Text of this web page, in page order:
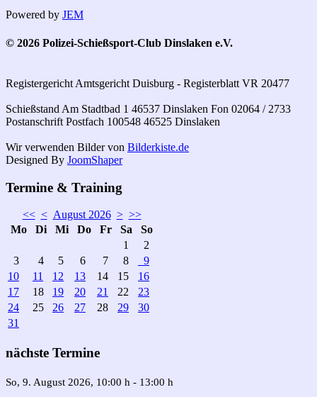
Powered by JEM
© 2026 Polizei-Schießsport-Club Dinslaken e.V.
Registergericht Amtsgericht Duisburg - Registerblatt VR 20477
Schießstand Am Stadtbad 1 46537 Dinslaken Fon 02064 / 2733
Postanschrift Postfach 100548 46525 Dinslaken
Wir verwenden Bilder von Bilderkiste.de
Designed By JoomShaper
Termine & Training
<< < August 2026 > >>
Mo
Di Mi Do Fr Sa
So
1
2
3
4 5 6 7 8
9
10
11 12 13 14 15
16
17
18 19 20 21 22
23
24
25 26 27 28 29
30
31
nächste Termine
So, 9. August 2026, 10:00 h - 13:00 h